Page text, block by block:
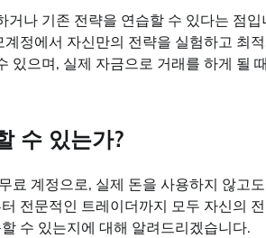
나 기존 전략을 연습할 수 있다는 점
정에서 자신만의 전략을 실험하고 최
있으며, 실제 자금으로 거래를 하게 될
수 있는가?
료 계정으로, 실제 돈을 사용하지 않고
전문적인 트레이더까지 모두 자신의
수 있는지에 대해 알려드리겠습니다.